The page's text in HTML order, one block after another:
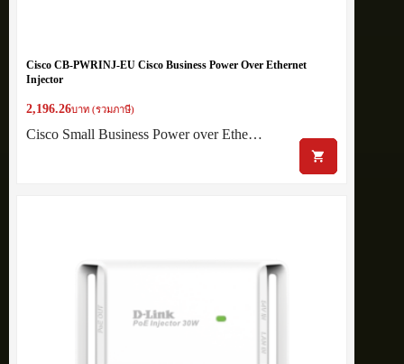
Cisco CB-PWRINJ-EU Cisco Business Power Over Ethernet
Injector
2,196.26บาท (รวมภาษี)
Cisco Small Business Power over Ethe…